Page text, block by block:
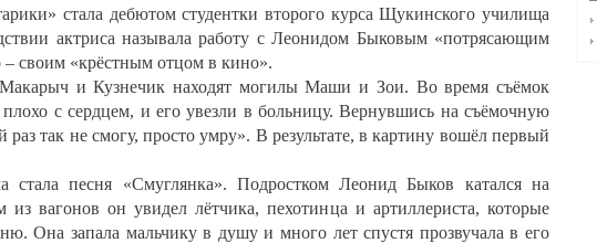
стала дебютом студентки второго курса Щукинского училища
актриса называла работу с Леонидом Быковым «потрясающим
– своим «крёстным отцом в кино».
и Кузнечик находят могилы Маши и Зои. Во время съёмок
с сердцем, и его увезли в больницу. Вернувшись на съёмочную
раз так не смогу, просто умру». В результате, в картину вошёл первый
стала песня «Смуглянка». Подростком Леонид Быков катался на
вагонов он увидел лётчика, пехотинца и артиллериста, которые
Она запала мальчику в душу и много лет спустя прозвучала в его